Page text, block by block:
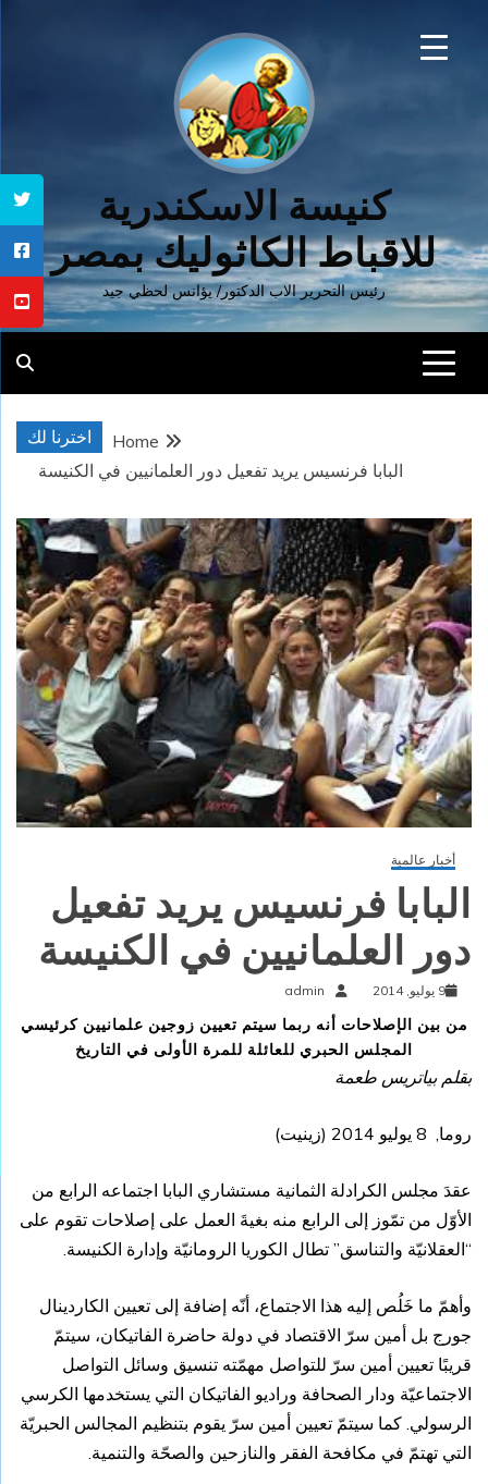
كنيسة الاسكندرية
للاقباط الكاثوليك بمصر
رئيس التحرير الاب الدكتور/ يؤانس لحظي جيد
اخترنا لك
Home
البابا فرنسيس يريد تفعيل دور العلمانيين في الكنيسة
أخبار عالمية
البابا فرنسيس يريد تفعيل
دور العلمانيين في الكنيسة
9 يوليو, 2014 admin
من بين الإصلاحات أنه ربما سيتم تعيين زوجين علمانيين كرئيسي
المجلس الحبري للعائلة للمرة الأولى في التاريخ
بقلم بياتريس طعمة
روما, 8 يوليو 2014 ( زينيت)
عقدَ مجلس الكرادلة الثمانية مستشاري البابا اجتماعه الرابع من
الأوّل من تمّوز إلى الرابع منه بغيةَ العمل على إصلاحات تقوم على
“العقلانيّة والتناسق” تطال الكوريا الرومانيّة وإدارة الكنيسة.
وأهمّ ما خَلُص إليه هذا الاجتماع، أنّه إضافة إلى تعيين الكاردينال
جورج بل أمين سرّ الاقتصاد في دولة حاضرة الفاتيكان، سيتمّ
قريبًا تعيين أمين سرّ للتواصل مهمّته تنسيق وسائل التواصل
الاجتماعيّة ودار الصحافة وراديو الفاتيكان التي يستخدمها الكرسي
الرسولي. كما سيتمّ تعيين أمين سرّ يقوم بتنظيم المجالس الحبريّة
التي تهتمّ في مكافحة الفقر والنازحين والصحّة والتنمية.